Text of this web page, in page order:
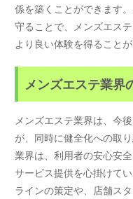
係を築くことができます
守ることで、メンズエス
より良い体験を得ることが
メンズエステ業界
メンズエステ業界は、今
が、同時に健全化への取
業界は、利用者の安心安
サービス提供を心掛けて
ラインの策定や、店舗ス